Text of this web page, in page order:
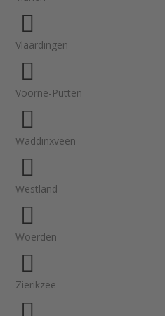
Vlaardingen
Voorne-Putten
Waddinxveen
Westland
Woerden
Zierikzee